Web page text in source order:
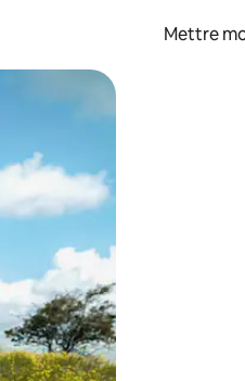
Mettre